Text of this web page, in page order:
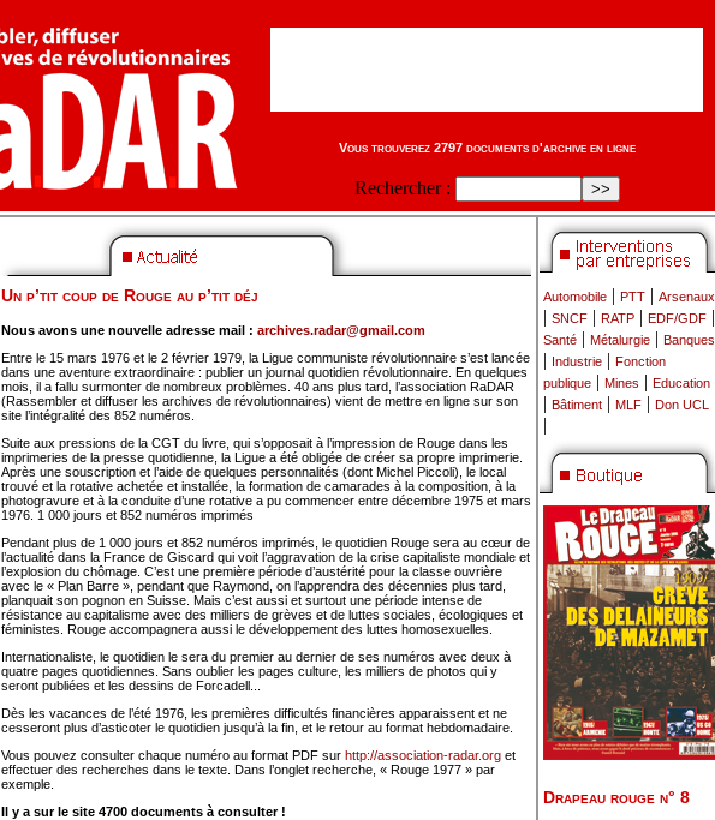
Vous trouverez 2797 documents d'archive en ligne
Rechercher :
Un p’tit coup de Rouge au p’tit déj
Nous avons une nouvelle adresse mail : archives.radar@gmail.com
Entre le 15 mars 1976 et le 2 février 1979, la Ligue communiste révolutionnaire s’est lancée
dans une aventure extraordinaire : publier un journal quotidien révolutionnaire. En quelques
mois, il a fallu surmonter de nombreux problèmes. 40 ans plus tard, l’association RaDAR
(Rassembler et diffuser les archives de révolutionnaires) vient de mettre en ligne sur son
site l’intégralité des 852 numéros.
Suite aux pressions de la CGT du livre, qui s’opposait à l’impression de Rouge dans les
imprimeries de la presse quotidienne, la Ligue a été obligée de créer sa propre imprimerie.
Après une souscription et l’aide de quelques personnalités (dont Michel Piccoli), le local
trouvé et la rotative achetée et installée, la formation de camarades à la composition, à la
photogravure et à la conduite d’une rotative a pu commencer entre décembre 1975 et mars
1976. 1 000 jours et 852 numéros imprimés
Pendant plus de 1 000 jours et 852 numéros imprimés, le quotidien Rouge sera au cœur de
l’actualité dans la France de Giscard qui voit l’aggravation de la crise capitaliste mondiale et
l’explosion du chômage. C’est une première période d’austérité pour la classe ouvrière
avec le « Plan Barre », pendant que Raymond, on l’apprendra des décennies plus tard,
planquait son pognon en Suisse. Mais c’est aussi et surtout une période intense de
résistance au capitalisme avec des milliers de grèves et de luttes sociales, écologiques et
féministes. Rouge accompagnera aussi le ­développement des luttes homosexuelles.
Internationaliste, le quotidien le sera du premier au dernier de ses numéros avec deux à
quatre pages quotidiennes. Sans oublier les pages culture, les milliers de photos qui y
seront publiées et les dessins de Forcadell...
Dès les vacances de l’été 1976, les premières difficultés financières apparaissent et ne
cesseront plus d’asticoter le quotidien jusqu’à la fin, et le retour au format hebdomadaire.
Vous pouvez consulter chaque numéro au format PDF sur http://association-radar.orget
effectuer des recherches dans le texte. Dans l’onglet recherche, « Rouge 1977 » par
exemple.
Il y a sur le site 4700 documents à consulter !
Automobile| PTT| Arsenaux
| SNCF| RATP| EDF/GDF|
Santé| Métalurgie| Banques
| Industrie| Fonction
publique| Mines | Education
| Bâtiment| MLF| Don UCL
|
Drapeau rouge n° 8